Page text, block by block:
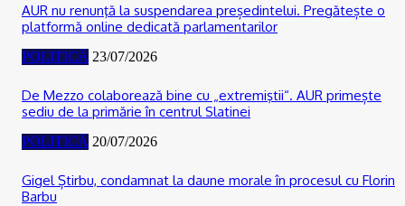
AUR nu renunţă la suspendarea președintelui. Pregătește o
platformă online dedicată parlamentarilor
POLITICĂ 23/07/2026
De Mezzo colaborează bine cu „extremiştii“. AUR primește
sediu de la primărie în centrul Slatinei
POLITICĂ 20/07/2026
Gigel Știrbu, condamnat la daune morale în procesul cu Florin
Barbu